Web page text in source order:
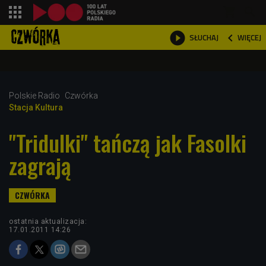
 SŁUCHAJ  WIĘCEJ

Polskie Radio
Czwórka
Stacja Kultura
"Tridulki" tańczą jak Fasolki
zagrają
ostatnia aktualizacja:
17.01.2011 14:26